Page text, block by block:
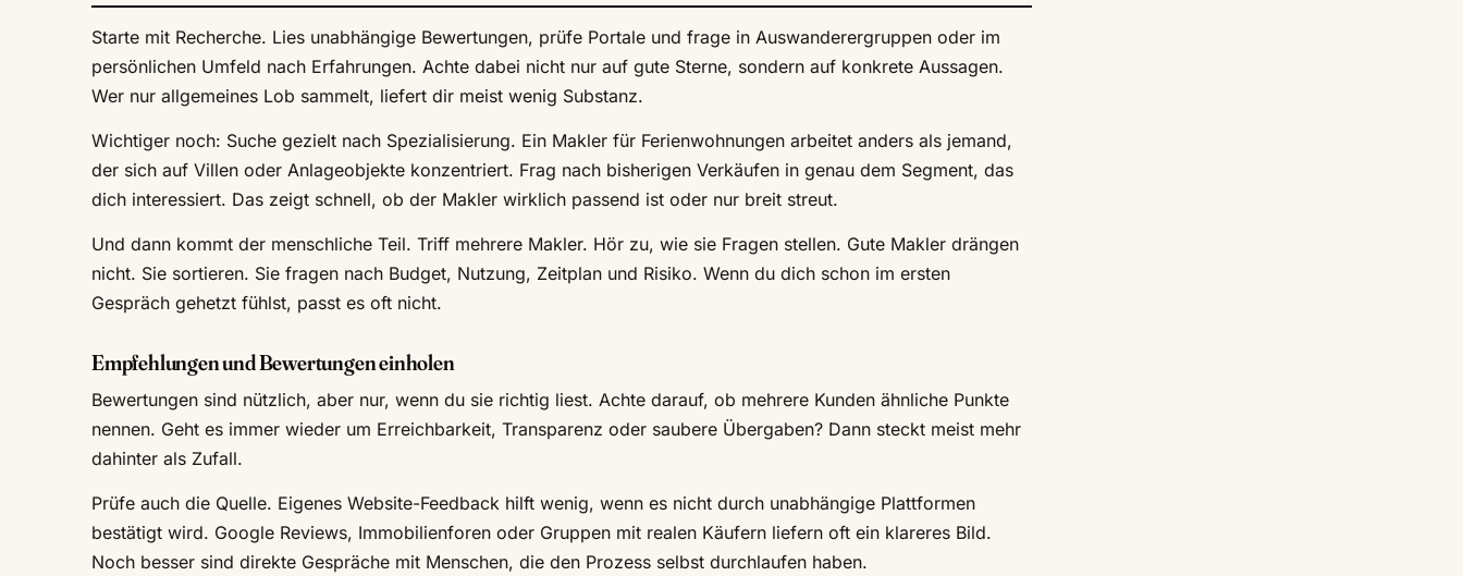
Starte mit Recherche. Lies unabhängige Bewertungen, prüfe Portale und frage in Auswanderergruppen oder im
persönlichen Umfeld nach Erfahrungen. Achte dabei nicht nur auf gute Sterne, sondern auf konkrete Aussagen.
Wer nur allgemeines Lob sammelt, liefert dir meist wenig Substanz.
Wichtiger noch: Suche gezielt nach Spezialisierung. Ein Makler für Ferienwohnungen arbeitet anders als jemand,
der sich auf Villen oder Anlageobjekte konzentriert. Frag nach bisherigen Verkäufen in genau dem Segment, das
dich interessiert. Das zeigt schnell, ob der Makler wirklich passend ist oder nur breit streut.
Und dann kommt der menschliche Teil. Triff mehrere Makler. Hör zu, wie sie Fragen stellen. Gute Makler drängen
nicht. Sie sortieren. Sie fragen nach Budget, Nutzung, Zeitplan und Risiko. Wenn du dich schon im ersten
Gespräch gehetzt fühlst, passt es oft nicht.
Empfehlungen und Bewertungen einholen
Bewertungen sind nützlich, aber nur, wenn du sie richtig liest. Achte darauf, ob mehrere Kunden ähnliche Punkte
nennen. Geht es immer wieder um Erreichbarkeit, Transparenz oder saubere Übergaben? Dann steckt meist mehr
dahinter als Zufall.
Prüfe auch die Quelle. Eigenes Website-Feedback hilft wenig, wenn es nicht durch unabhängige Plattformen
bestätigt wird. Google Reviews, Immobilienforen oder Gruppen mit realen Käufern liefern oft ein klareres Bild.
Noch besser sind direkte Gespräche mit Menschen, die den Prozess selbst durchlaufen haben.